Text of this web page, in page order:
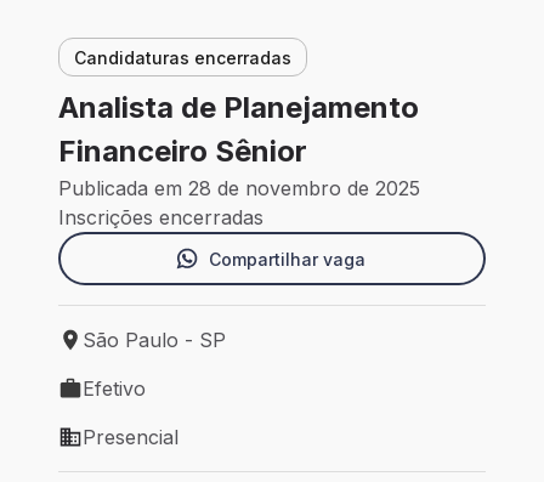
Candidaturas encerradas
Analista de Planejamento
Financeiro Sênior
Publicada em 28 de novembro de 2025
Inscrições encerradas
Compartilhar vaga
Local de trabalho: São Paulo - SP
São Paulo - SP
Tipo de vaga: Efetivo
Efetivo
Modelo de trabalho: Presencial
Presencial